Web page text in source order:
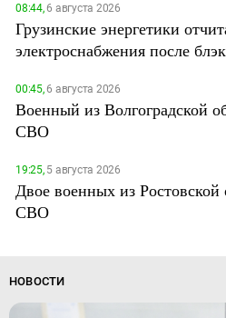
08:44,6 августа 2026
Грузинские энергетики
электроснабжения после
00:45,6 августа 2026
Военный из Волгоградской
СВО
19:25,5 августа 2026
Двое военных из
СВО
НОВОСТИ